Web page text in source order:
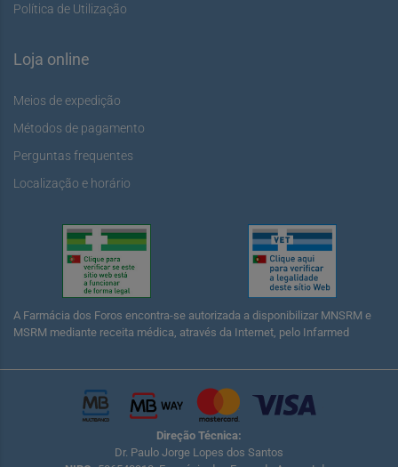
Política de Utilização
Loja online
Meios de expedição
Métodos de pagamento
Perguntas frequentes
Localização e horário
A Farmácia dos Foros encontra-se autorizada a disponibilizar MNSRM e
MSRM mediante receita médica, através da Internet, pelo Infarmed
Direção Técnica:
Dr. Paulo Jorge Lopes dos Santos